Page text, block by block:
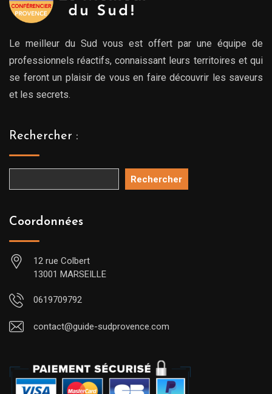
Le meilleur du Sud vous est offert par une équipe de
professionnels réactifs, connaissant leurs territoires et qui
se feront un plaisir de vous en faire découvrir les saveurs
et les secrets.
Rechercher :
Rechercher
Coordonnées
12 rue Colbert
13001 MARSEILLE
0619709792
contact@guide-sudprovence.com